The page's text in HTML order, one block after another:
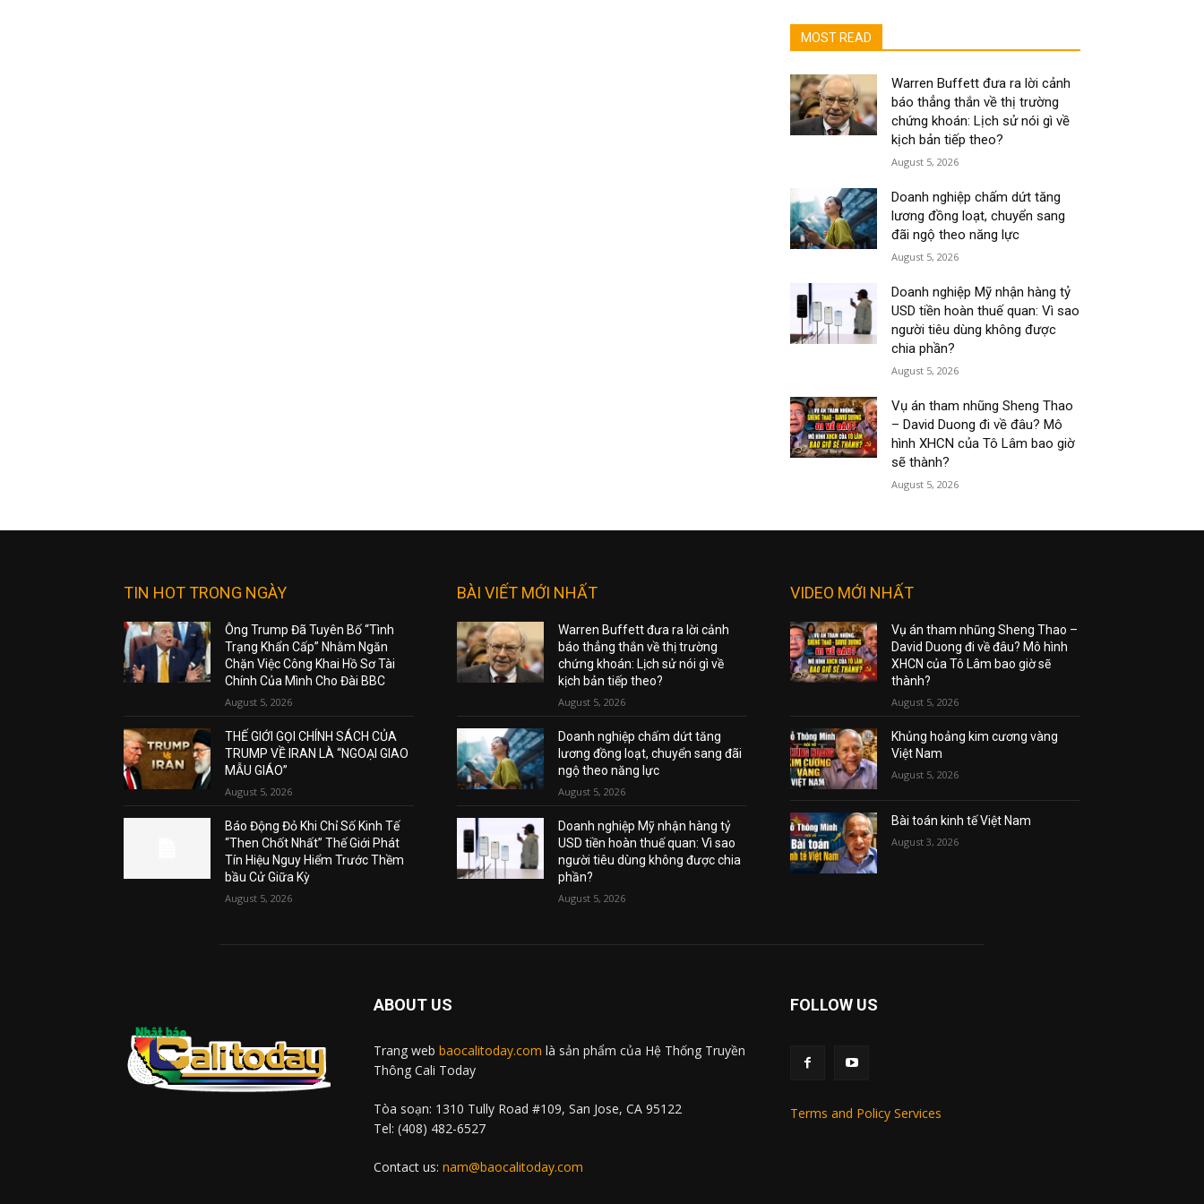
MOST READ
Warren Buffett đưa ra lời cảnh
báo thẳng thắn về thị trường
chứng khoán: Lịch sử nói gì về
kịch bản tiếp theo?
August 5, 2026
Doanh nghiệp chấm dứt tăng
lương đồng loạt, chuyển sang
đãi ngộ theo năng lực
August 5, 2026
Doanh nghiệp Mỹ nhận hàng tỷ
USD tiền hoàn thuế quan: Vì sao
người tiêu dùng không được
chia phần?
August 5, 2026
Vụ án tham nhũng Sheng Thao
– David Duong đi về đâu? Mô
hình XHCN của Tô Lâm bao giờ
sẽ thành?
August 5, 2026
TIN HOT TRONG NGÀY
Ông Trump Đã Tuyên Bố “Tình
Trạng Khẩn Cấp” Nhằm Ngăn
Chặn Việc Công Khai Hồ Sơ Tài
Chính Của Mình Cho Đài BBC
August 5, 2026
THẾ GIỚI GỌI CHÍNH SÁCH CỦA
TRUMP VỀ IRAN LÀ “NGOẠI GIAO
MẪU GIÁO”
August 5, 2026
Báo Động Đỏ Khi Chỉ Số Kinh Tế
“Then Chốt Nhất” Thế Giới Phát
Tín Hiệu Nguy Hiểm Trước Thềm
bầu Cử Giữa Kỳ
August 5, 2026
BÀI VIẾT MỚI NHẤT
Warren Buffett đưa ra lời cảnh
báo thẳng thắn về thị trường
chứng khoán: Lịch sử nói gì về
kịch bản tiếp theo?
August 5, 2026
Doanh nghiệp chấm dứt tăng
lương đồng loạt, chuyển sang đãi
ngộ theo năng lực
August 5, 2026
Doanh nghiệp Mỹ nhận hàng tỷ
USD tiền hoàn thuế quan: Vì sao
người tiêu dùng không được chia
phần?
August 5, 2026
VIDEO MỚI NHẤT
Vụ án tham nhũng Sheng Thao –
David Duong đi về đâu? Mô hình
XHCN của Tô Lâm bao giờ sẽ
thành?
August 5, 2026
Khủng hoảng kim cương vàng
Việt Nam
August 5, 2026
Bài toán kinh tế Việt Nam
August 3, 2026
ABOUT US
Trang web baocalitoday.com là sản phẩm của Hệ Thống Truyền
Thông Cali Today
Tòa soạn: 1310 Tully Road #109, San Jose, CA 95122
Tel: (408) 482-6527
Contact us: nam@baocalitoday.com
FOLLOW US
Terms and Policy Services